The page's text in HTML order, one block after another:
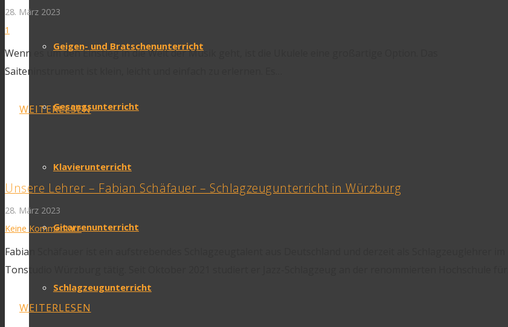
Geigen- und Bratschenunterricht
Gesangsunterricht
Klavierunterricht
Gitarrenunterricht
Schlagzeugunterricht
28. März 2023
1
Wenn es um den Einstieg in die Welt der Musik geht, ist die Ukulele eine großartige Option. Das
Saiteninstrument ist klein, leicht und einfach zu erlernen. Es…
WEITERLESEN
Unsere Lehrer – Fabian Schäfauer – Schlagzeugunterricht in Würzburg
28. März 2023
Keine Kommentare
Fabian Schäfauer ist ein aufstrebendes Schlagzeugtalent aus Deutschland und derzeit als Schlagzeuglehrer im
Tonstudio Würzburg tätig. Seit Oktober 2021 studiert er Jazz-Schlagzeug an der renommierten Hochschule für…
WEITERLESEN